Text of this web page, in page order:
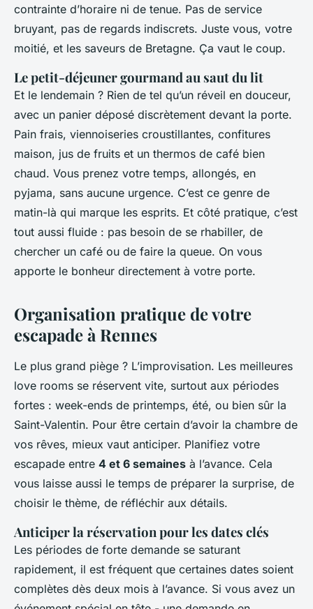
contrainte d’horaire ni de tenue. Pas de service
bruyant, pas de regards indiscrets. Juste vous, votre
moitié, et les saveurs de Bretagne. Ça vaut le coup.
Le petit-déjeuner gourmand au saut du lit
Et le lendemain ? Rien de tel qu’un réveil en douceur,
avec un panier déposé discrètement devant la porte.
Pain frais, viennoiseries croustillantes, confitures
maison, jus de fruits et un thermos de café bien
chaud. Vous prenez votre temps, allongés, en
pyjama, sans aucune urgence. C’est ce genre de
matin-là qui marque les esprits. Et côté pratique, c’est
tout aussi fluide : pas besoin de se rhabiller, de
chercher un café ou de faire la queue. On vous
apporte le bonheur directement à votre porte.
Organisation pratique de votre
escapade à Rennes
Le plus grand piège ? L’improvisation. Les meilleures
love rooms se réservent vite, surtout aux périodes
fortes : week-ends de printemps, été, ou bien sûr la
Saint-Valentin. Pour être certain d’avoir la chambre de
vos rêves, mieux vaut anticiper. Planifiez votre
escapade entre 4 et 6 semaines à l’avance. Cela
vous laisse aussi le temps de préparer la surprise, de
choisir le thème, de réfléchir aux détails.
Anticiper la réservation pour les dates clés
Les périodes de forte demande se saturant
rapidement, il est fréquent que certaines dates soient
complètes dès deux mois à l’avance. Si vous avez un